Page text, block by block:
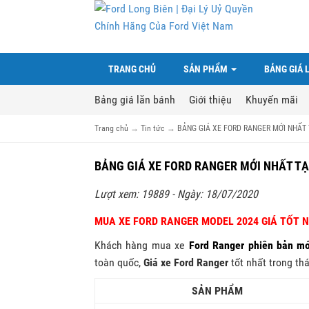
TRANG CHỦ SẢN PHẨM BẢNG GIÁ
Bảng giá lăn bánh Giới thiệu Khuyến mãi
Trang chủ → Tin tức → BẢNG GIÁ XE FORD RANGER MỚI
BẢNG GIÁ XE FORD RANGER MỚI NHẤT
Lượt xem: 19889 - Ngày: 18/07/2020
MUA XE FORD RANGER MODEL 2024 GIÁ TỐT
Khách hàng mua xe Ford Ranger phiên bản
toàn quốc, Giá xe Ford Ranger tốt nhất trong
SẢN PHẨM